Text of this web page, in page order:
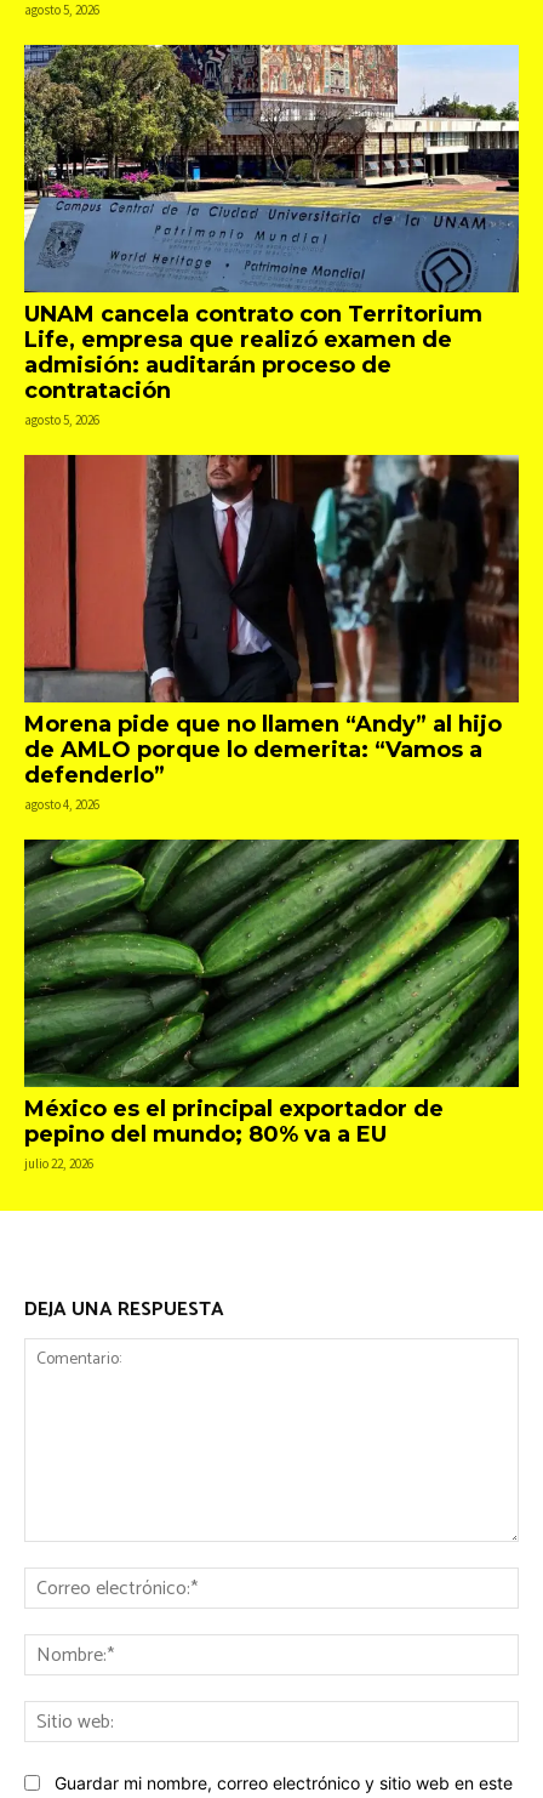
agosto 5, 2026
UNAM cancela contrato con Territorium
Life, empresa que realizó examen de
admisión: auditarán proceso de
contratación
agosto 5, 2026
Morena pide que no llamen “Andy” al hijo
de AMLO porque lo demerita: “Vamos a
defenderlo”
agosto 4, 2026
México es el principal exportador de
pepino del mundo; 80% va a EU
julio 22, 2026
DEJA UNA RESPUESTA
Guardar mi nombre, correo electrónico y sitio web en este